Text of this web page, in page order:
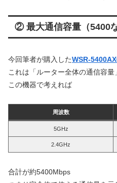
② 最大通信容量（5400
今回筆者が購入したWSR-
これは「ルーター全体の通信容量
この機器で考えれば
周波数
5GHz
2.4GHz
合計が約5400Mbps